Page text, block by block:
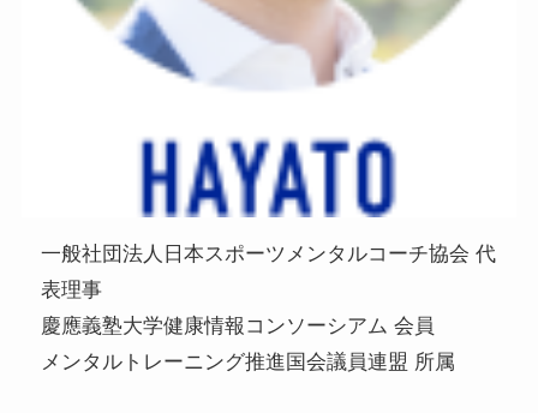
一般社団法人日本スポーツメンタルコーチ協会 代
表理事
慶應義塾大学健康情報コンソーシアム 会員
メンタルトレーニング推進国会議員連盟 所属